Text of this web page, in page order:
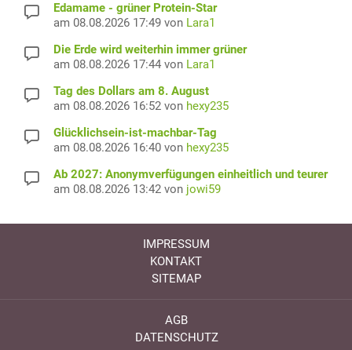
Edamame - grüner Protein-Star
am 08.08.2026 17:49 von Lara1
Die Erde wird weiterhin immer grüner
am 08.08.2026 17:44 von Lara1
Tag des Dollars am 8. August
am 08.08.2026 16:52 von hexy235
Glücklichsein-ist-machbar-Tag
am 08.08.2026 16:40 von hexy235
Ab 2027: Anonymverfügungen einheitlich und teurer
am 08.08.2026 13:42 von jowi59
IMPRESSUM
KONTAKT
SITEMAP
AGB
DATENSCHUTZ